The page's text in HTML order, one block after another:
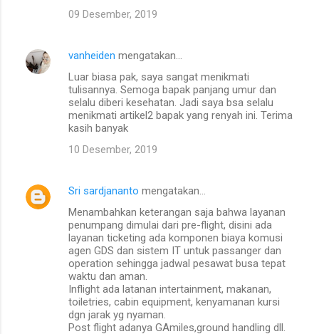
09 Desember, 2019
vanheiden mengatakan…
Luar biasa pak, saya sangat menikmati
tulisannya. Semoga bapak panjang umur dan
selalu diberi kesehatan. Jadi saya bsa selalu
menikmati artikel2 bapak yang renyah ini. Terima
kasih banyak
10 Desember, 2019
Sri sardjananto mengatakan…
Menambahkan keterangan saja bahwa layanan
penumpang dimulai dari pre-flight, disini ada
layanan ticketing ada komponen biaya komusi
agen GDS dan sistem IT untuk passanger dan
operation sehingga jadwal pesawat busa tepat
waktu dan aman.
Inflight ada latanan intertainment, makanan,
toiletries, cabin equipment, kenyamanan kursi
dgn jarak yg nyaman.
Post flight adanya GAmiles,ground handling dll.